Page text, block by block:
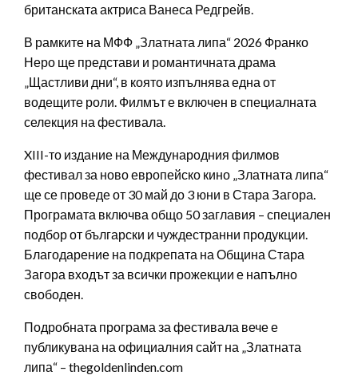
британската актриса Ванеса Редгрейв.
В рамките на МФФ „Златната липа“ 2026 Франко
Неро ще представи и романтичната драма
„Щастливи дни“, в която изпълнява една от
водещите роли. Филмът е включен в специалната
селекция на фестивала.
XIII-то издание на Международния филмов
фестивал за ново европейско кино „Златната липа“
ще се проведе от 30 май до 3 юни в Стара Загора.
Програмата включва общо 50 заглавия – специален
подбор от български и чуждестранни продукции.
Благодарение на подкрепата на Община Стара
Загора входът за всички прожекции е напълно
свободен.
Подробната програма за фестивала вече е
публикувана на официалния сайт на „Златната
липа“ – thegoldenlinden.com